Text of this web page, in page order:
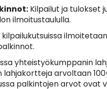
Kilpailut ja tulokset
ilmoitustaululla.
kilpailukutsuissa
yhteistyökumppanin
arvoltaan
palkintojen arvot ovat